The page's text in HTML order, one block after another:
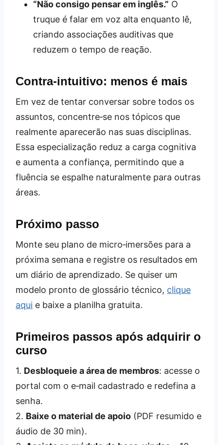
“Não consigo pensar em inglês.” O
truque é falar em voz alta enquanto lê,
criando associações auditivas que
reduzem o tempo de reação.
Contra‑intuitivo: menos é mais
Em vez de tentar conversar sobre todos os
assuntos, concentre‑se nos tópicos que
realmente aparecerão nas suas disciplinas.
Essa especialização reduz a carga cognitiva
e aumenta a confiança, permitindo que a
fluência se espalhe naturalmente para outras
áreas.
Próximo passo
Monte seu plano de micro‑imersões para a
próxima semana e registre os resultados em
um diário de aprendizado. Se quiser um
modelo pronto de glossário técnico, clique
aqui e baixe a planilha gratuita.
Primeiros passos após adquirir o
curso
1. Desbloqueie a área de membros: acesse o
portal com o e‑mail cadastrado e redefina a
senha.
2. Baixe o material de apoio (PDF resumido e
áudio de 30 min).